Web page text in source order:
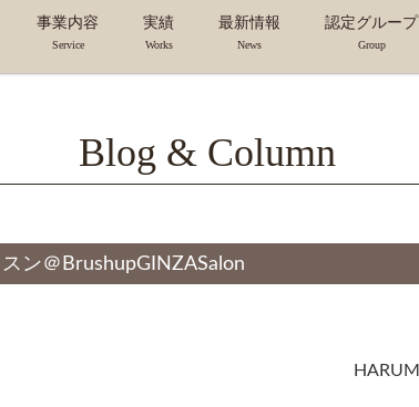
事業内容
Service
実績
Works
最新情報
News
認定グループ
Group
Blog & Column
ン＠BrushupGINZASalon
HARUMI